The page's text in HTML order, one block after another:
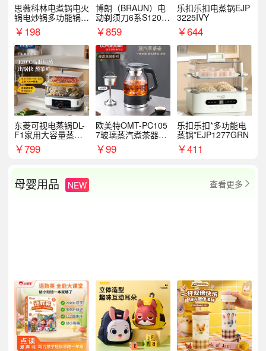
思薇科林电煮锅电火
锅电炒锅多功能锅电
热锅泡面小电锅
￥198
博朗（BRAUN）电
动剃须刀6系S1200
S￥859
乐扣乐扣电蒸锅EJP
3225IVY
￥644
东菱可视电蒸锅DL-
F1家用大容量蒸炖
锅
￥799
欧美特OMT-PC105
7玻璃蒸汽煮茶器黑
茶泡茶具茶壶花茶壶
￥99
乐扣乐扣*多功能电
蒸锅*EJP1277GRN
￥411
母婴用品 NEW 查看更多 